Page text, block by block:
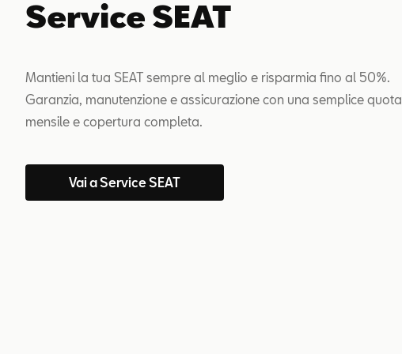
Service SEAT
Mantieni la tua SEAT sempre al meglio e risparmia fino al 50%.
Garanzia, manutenzione e assicurazione con una semplice quota
mensile e copertura completa.
Vai a Service SEAT